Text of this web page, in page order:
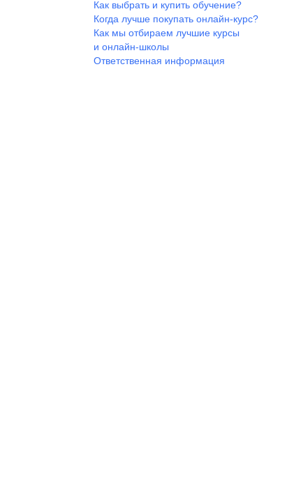
Как выбрать и купить обучение?
Когда лучше покупать онлайн-курс?
Как мы отбираем лучшие курсы
и онлайн-школы
Ответственная информация